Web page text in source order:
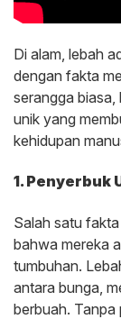
Di alam, lebah
dengan fakta
serangga biasa,
unik yang
kehidupan
1. Penyerbuk
Salah satu
bahwa mereka
tumbuhan.
antara bunga,
berbuah. Tanpa